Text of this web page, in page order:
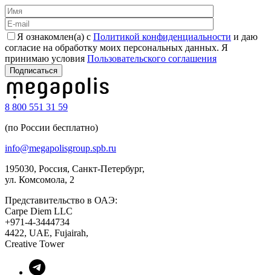
Я ознакомлен(а) с Политикой конфиденциальности и даю
согласие на обработку моих персональных данных. Я
принимаю условия Пользовательского соглашения
8 800 551 31 59
(по России бесплатно)
info@megapolisgroup.spb.ru
195030, Россия, Санкт-Петербург,
ул. Комсомола, 2
Представительство в ОАЭ:
Carpe Diem LLC
+971-4-3444734
4422, UAE, Fujairah,
Creative Tower